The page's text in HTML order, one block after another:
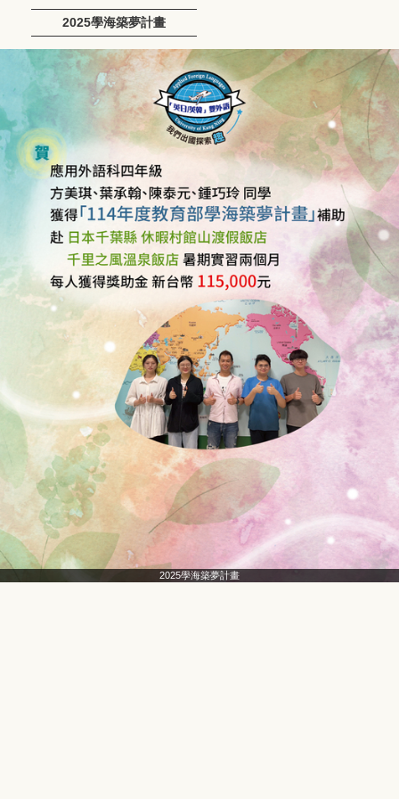
2025學海築夢計畫
2025學海築夢計畫